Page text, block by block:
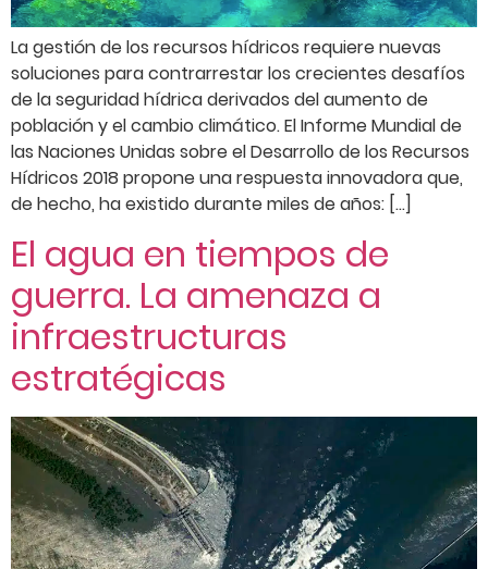
La gestión de los recursos hídricos requiere nuevas
soluciones para contrarrestar los crecientes desafíos
de la seguridad hídrica derivados del aumento de
población y el cambio climático. El Informe Mundial de
las Naciones Unidas sobre el Desarrollo de los Recursos
Hídricos 2018 propone una respuesta innovadora que,
de hecho, ha existido durante miles de años: […]
El agua en tiempos de
guerra. La amenaza a
infraestructuras
estratégicas